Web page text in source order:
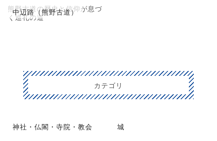
中辺路（熊野古道）
熊野古道の歴史と信仰が息づ
く巡礼の道
カテゴリ
神社・仏閣・寺院・教会 城